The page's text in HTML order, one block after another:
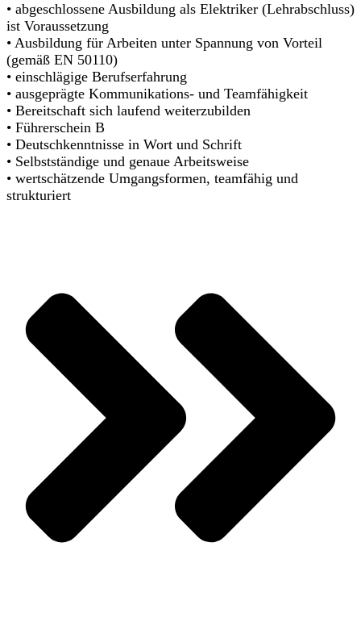
• abgeschlossene Ausbildung als Elektriker (Lehrabschluss)
ist Voraussetzung
• Ausbildung für Arbeiten unter Spannung von Vorteil
(gemäß EN 50110)
• einschlägige Berufserfahrung
• ausgeprägte Kommunikations- und Teamfähigkeit
• Bereitschaft sich laufend weiterzubilden
• Führerschein B
• Deutschkenntnisse in Wort und Schrift
• Selbstständige und genaue Arbeitsweise
• wertschätzende Umgangsformen, teamfähig und
strukturiert